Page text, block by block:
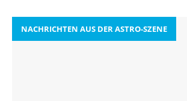
NACHRICHTEN AUS DER ASTRO-SZENE